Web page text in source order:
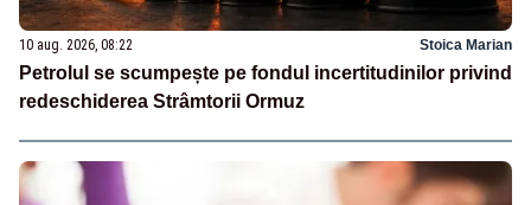
10 aug. 2026, 08:22 Stoica Marian
Petrolul se scumpește pe fondul incertitudinilor privind
redeschiderea Strâmtorii Ormuz